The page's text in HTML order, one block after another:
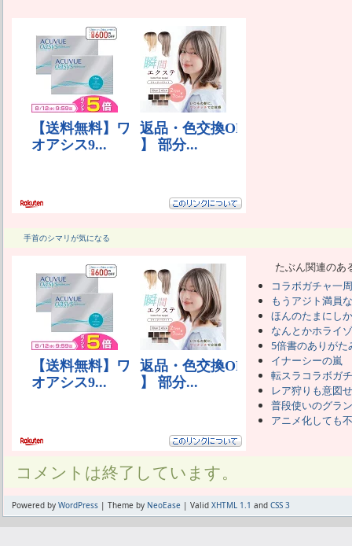
手首のシマリが気になる
たぶん関連のあ
コラボガチャ一
もうアジト満員
ほんのたまにし
なんとかホライ
5倍書のありが
イナーシーの嵐
転スラコラボガ
レア狩りも意図
普段使いのグラ
アニメ化しても
コメントは終了しています。
Powered by WordPress | Theme by NeoEase | Valid XHTML 1.1 and CSS 3